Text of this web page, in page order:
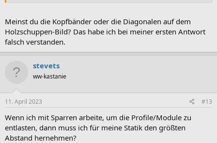
Meinst du die Kopfbänder oder die Diagonalen auf dem
Holzschuppen-Bild? Das habe ich bei meiner ersten Antwort
falsch verstanden.
stevets
ww-kastanie
11. April 2023 #13
Wenn ich mit Sparren arbeite, um die Profile/Module zu
entlasten, dann muss ich für meine Statik den größten
Abstand hernehmen?